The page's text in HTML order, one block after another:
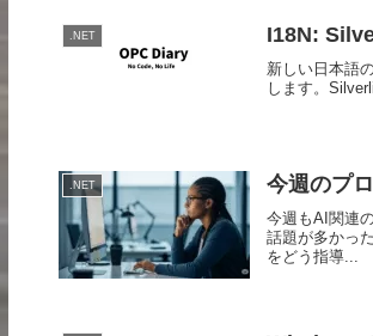
.NET I18N:
新しい日本語
します。
.NET 今週のプ
今週もAI関連
話題が多かっ
をどう指導...